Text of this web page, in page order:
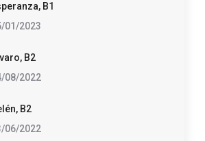
B1
01/2023
B2
08/2022
B2
06/2022